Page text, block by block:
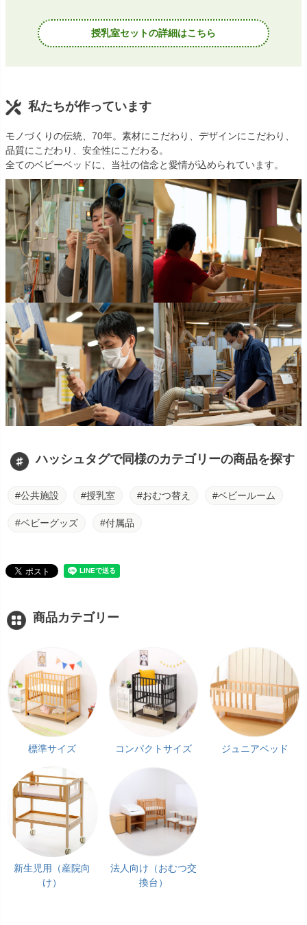
授乳室セットの詳細はこちら
私たちが作っています
モノづくりの伝統、70年。素材にこだわり、デザインにこだわり、
品質にこだわり、安全性にこだわる。
全てのベビーベッドに、当社の信念と愛情が込められています。
ハッシュタグで同様のカテゴリーの商品を探す
#公共施設 #授乳室 #おむつ替え #ベビールーム
#ベビーグッズ #付属品
商品カテゴリー
標準サイズ コンパクトサイズ ジュニアベッド
新生児用（産院向
け）
法人向け（おむつ交
換台）